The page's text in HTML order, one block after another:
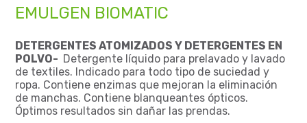
EMULGEN BIOMATIC
DETERGENTES ATOMIZADOS Y DETERGENTES EN
POLVO- Detergente líquido para prelavado y lavado
de textiles. Indicado para todo tipo de suciedad y
ropa. Contiene enzimas que mejoran la eliminación
de manchas. Contiene blanqueantes ópticos.
Óptimos resultados sin dañar las prendas.